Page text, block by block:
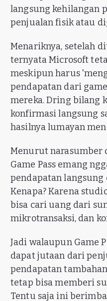
langsung kehilangan
penjualan fisik atau
Menariknya, setelah
ternyata Microsoft
meskipun harus
pendapatan dari
mereka. Dring bilang
konfirmasi langsung
hasilnya lumayan
Menurut narasumber
Game Pass emang
pendapatan
Kenapa? Karena
bisa cari uang dari
mikrotransaksi, dan
Jadi walaupun Game
dapat jutaan dari
pendapatan
tetap bisa memberi
Tentu saja ini